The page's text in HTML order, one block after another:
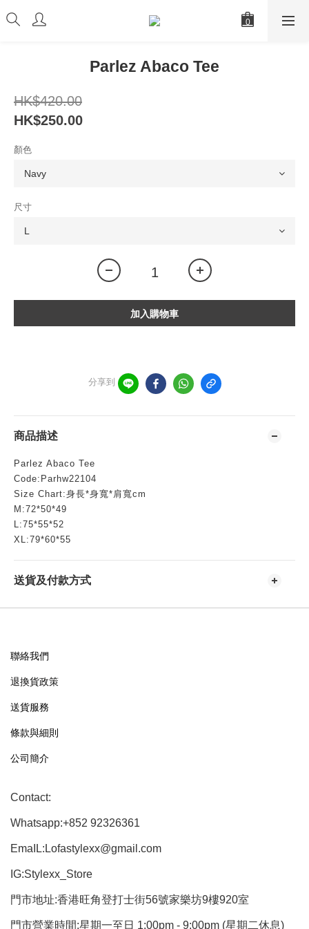
Parlez Abaco Tee
HK$420.00
HK$250.00
顏色
尺寸
加入購物車
分享到
商品描述
Parlez Abaco Tee
Code:Parhw22104
Size Chart:身長*身寬*肩寬cm
M:72*50*49
L:75*55*52
XL:79*60*55
送貨及付款方式
聯絡我們
退換貨政策
送貨服務
條款與細則
公司簡介
Contact:
Whatsapp:+852 92326361
EmaIL:Lofastylexx@gmail.com
IG:Stylexx_Store
門市地址:香港旺角登打士街56號家樂坊9樓920室
門市營業時間:星期一至日 1:00pm - 9:00pm (星期二休息)